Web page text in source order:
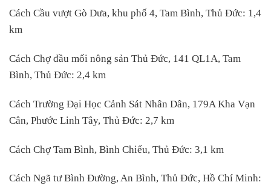
Cách Cầu vượt Gò Dưa, khu phố 4, Tam Bình, Thủ Đức: 1,4
km
Cách Chợ đầu mối nông sản Thủ Đức, 141 QL1A, Tam
Bình, Thủ Đức: 2,4 km
Cách Trường Đại Học Cảnh Sát Nhân Dân, 179A Kha Vạn
Cân, Phước Linh Tây, Thủ Đức: 2,7 km
Cách Chợ Tam Bình, Bình Chiểu, Thủ Đức: 3,1 km
Cách Ngã tư Bình Đường, An Bình, Thủ Đức, Hồ Chí Minh: